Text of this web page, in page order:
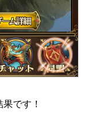
です！